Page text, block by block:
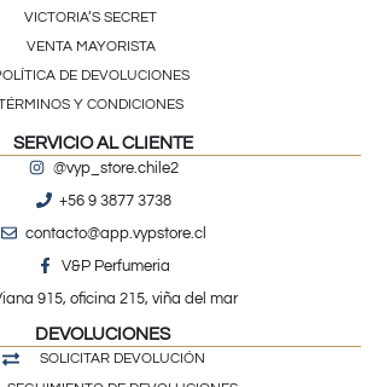
VICTORIA’S SECRET
VENTA MAYORISTA
DE DEVOLUCIONES
Y CONDICIONES
SERVICIO AL CLIENTE
@vyp_store.chile2
+56 9 3877 3738
contacto@app.vypstore.cl
V&P Perfumeria
915, oficina 215, viña del mar
DEVOLUCIONES
SOLICITAR DEVOLUCIÓN